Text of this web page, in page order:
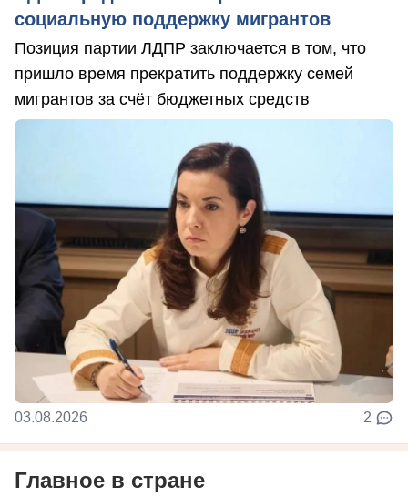
социальную поддержку мигрантов
Позиция партии ЛДПР заключается в том, что
пришло время прекратить поддержку семей
мигрантов за счёт бюджетных средств
03.08.2026 2
Главное в стране